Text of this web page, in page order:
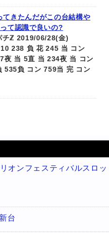
てきたんだがこの台結構や
て認識で良いの?
チℤ 2019/06/28(金)
238 負 花 245 当 コン
夜 当 5直 当 234夜 当 コン
535負 コン 759当 完 コン
オンフェスティバルスロッ
台